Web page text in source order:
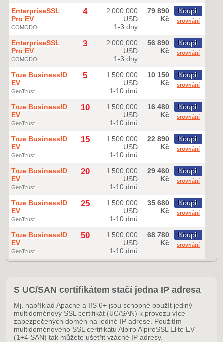
EnterpriseSSL
Pro EV
COMODO
4
2,000,000
USD
1-3 dny
79 890
Kč
Koupit
srovnání
EnterpriseSSL
Pro EV
COMODO
3
2,000,000
USD
1-3 dny
56 890
Kč
Koupit
srovnání
True BusinessID
EV
GeoTrust
5
1,500,000
USD
1-10 dnů
10 150
Kč
Koupit
srovnání
True BusinessID
EV
GeoTrust
10
1,500,000
USD
1-10 dnů
16 480
Kč
Koupit
srovnání
True BusinessID
EV
GeoTrust
15
1,500,000
USD
1-10 dnů
22 890
Kč
Koupit
srovnání
True BusinessID
EV
GeoTrust
20
1,500,000
USD
1-10 dnů
29 460
Kč
Koupit
srovnání
True BusinessID
EV
GeoTrust
25
1,500,000
USD
1-10 dnů
35 680
Kč
Koupit
srovnání
True BusinessID
EV
GeoTrust
50
1,500,000
USD
1-10 dnů
68 780
Kč
Koupit
srovnání
S UC/SAN certifikátem stačí jedna IP adresa
Mj. například Apache a IIS 6+ jsou schopné použít jediný
multidoménový SSL certifikát (UC/SAN) k provozu více
zabezpečených domén na jediné IP adrese. Použitím
multidoménového SSL certifikátu Alpiro AlpiroSSL Elite EV
(1+4 SAN) tak můžete ušetřit vzácné IP adresy.